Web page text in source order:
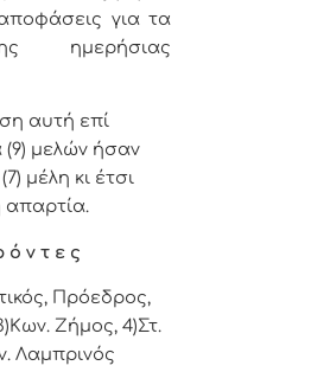
για τα
ημερήσιας
αυτή επί
(9) μελών ήσαν
μέλη κι έτσι
απαρτία.
ό ν τ ε ς
Πρόεδρος,
Κων. Ζήμος, 4)Στ.
Λαμπρινός